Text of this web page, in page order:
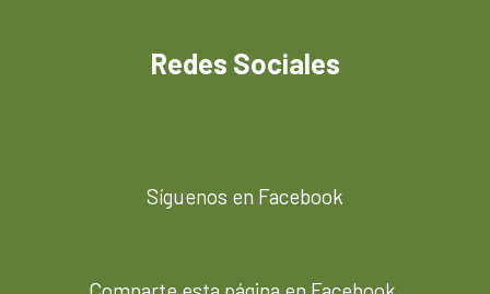
Redes Sociales
Síguenos en Facebook